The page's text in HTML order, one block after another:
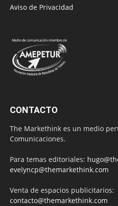
Aviso de Privacidad
CONTACTO
The Markethink es un medio
Comunicaciones.
Para temas editoriales:
evelyncp@themarkethink.com
Venta de espacios publicitarios:
contacto@themarkethink.com